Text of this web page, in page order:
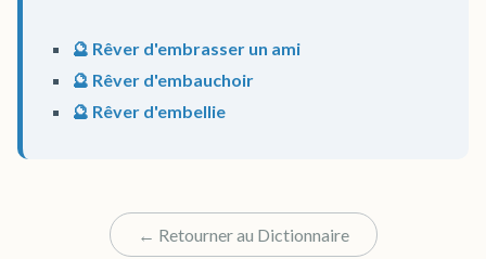
🔮 Rêver d'embrasser un ami
🔮 Rêver d'embauchoir
🔮 Rêver d'embellie
← Retourner au Dictionnaire